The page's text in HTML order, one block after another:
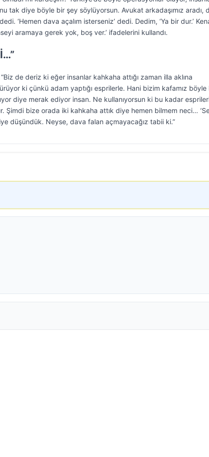
tak diye böyle bir şey söylüyorsun. Avukat arkadaşımız aradı,
‘Hemen dava açalım isterseniz’ dedi. Dedim, ‘Ya bir dur.’
aramaya gerek yok, boş ver.’ ifadelerini kullandı.
de deriz ki eğer insanlar kahkaha attığı zaman illa aklına
ki çünkü adam yaptığı esprilerle. Hani bizim kafamız böyle
diye merak ediyor insan. Ne kullanıyorsun ki bu kadar
Şimdi bize orada iki kahkaha attık diye hemen bilmem neci…
düşündük. Neyse, dava falan açmayacağız tabii ki.”